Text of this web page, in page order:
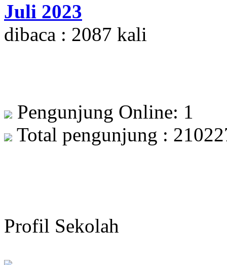
Juli 2023
dibaca : 2087 kali
Pengunjung Online: 1
Total pengunjung :
Profil Sekolah